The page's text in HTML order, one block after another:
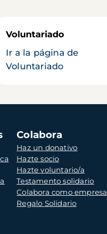
Voluntariado
Ir a la página de
Voluntariado
Colabora
Haz un donativo
Hazte socio
Hazte voluntario/a
Testamento solidario
Colabora como empresa
Regalo Solidario